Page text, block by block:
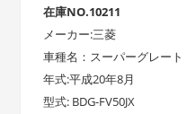
在庫NO.10211
メーカー:三菱
車種名：スーパーグレート
年式:平成20年8月
型式: BDG-FV50JX